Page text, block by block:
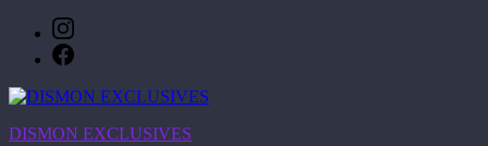
contenido
DISMON EXCLUSIVES